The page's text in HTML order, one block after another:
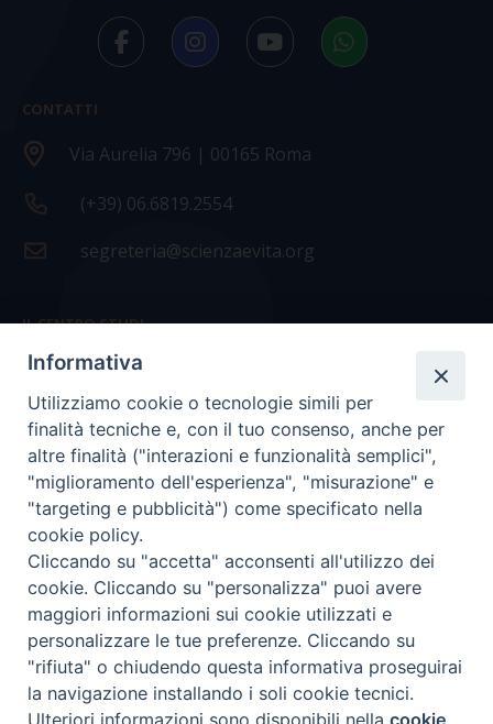
CONTATTI
Via Aurelia 796 | 00165 Roma
(+39) 06.6819.2554
segreteria@scienzaevita.org
IL CENTRO STUDI
La nostra storia
Statuto
Presidenza e ufficio presidenza
Consiglio scientifico
Coordinamento nazionale
COPYRIGHT Scienza & Vita - C.F96600690588- Tutti i
diritti -Privacy- Credits
Informativa
Utilizziamo cookie o tecnologie simili per
finalità tecniche e, con il tuo consenso, anche per
altre finalità ("interazioni e funzionalità semplici",
"miglioramento dell'esperienza", "misurazione" e
"targeting e pubblicità") come specificato nella
cookie policy.
Cliccando su "accetta" acconsenti all'utilizzo dei
cookie. Cliccando su "personalizza" puoi avere
maggiori informazioni sui cookie utilizzati e
personalizzare le tue preferenze. Cliccando su
"rifiuta" o chiudendo questa informativa proseguirai
la navigazione installando i soli cookie tecnici.